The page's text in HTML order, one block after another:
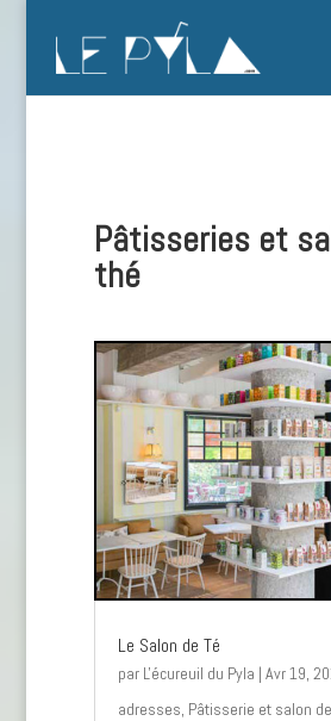
Pâtisseries et
thé
Le Salon de Té
par L'écureuil du Pyla | Avr 19,
adresses, Pâtisserie et salon